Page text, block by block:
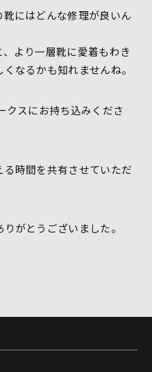
にはどんな修理が良いん
より一層靴に愛着もわき
なるかも知れませんね。
クスにお持ち込みくださ
時間を共有させていただ
がとうございました。